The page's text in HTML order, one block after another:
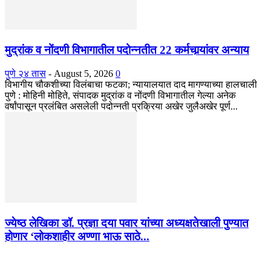
मुद्रांक व नोंदणी विभागातील पदोन्नतीत 22 कर्मचार्‍यांवर अन्याय
पुणे २४ तास - August 5, 2026 0
विभागीय चौकशीच्या विलंबाचा फटका; न्यायालयात दाद मागण्याच्या हालचाली
पुणे : मोहिनी मोहिते, संपादक मुद्रांक व नोंदणी विभागातील गेल्या अनेक
वर्षांपासून प्रलंबित असलेली पदोन्नती प्रक्रिया अखेर जुलैअखेर पूर्ण...
ज्येष्ठ लेखिका डॉ. प्रज्ञा दया पवार यांच्या अध्यक्षतेखाली पुण्यात
होणार ‘लोकशाहीर अण्णा भाऊ साठे...